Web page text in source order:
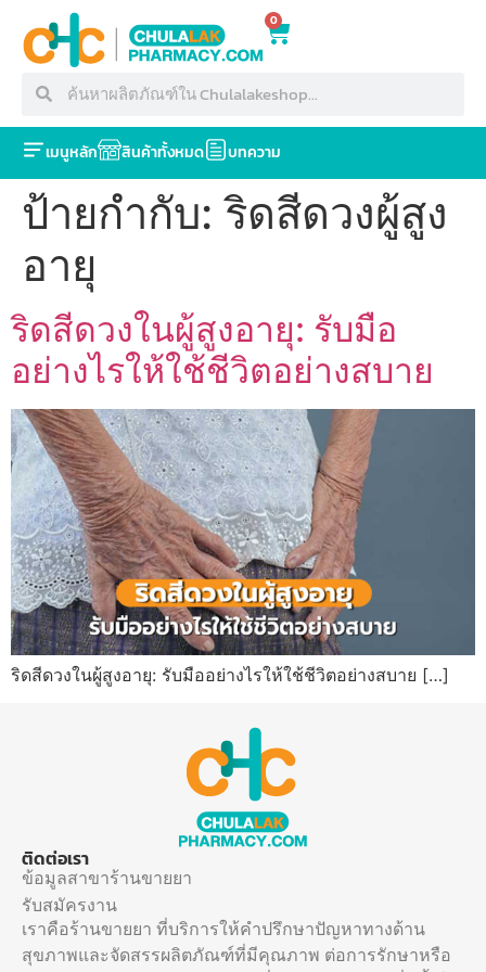
0
เมนูหลัก สินค้าทั้งหมด บทความ
ป้ายกำกับ:ริดสีดวงผู้สูง
อายุ
ริดสีดวงในผู้สูงอายุ: รับมือ
อย่างไรให้ใช้ชีวิตอย่างสบาย
ริดสีดวงในผู้สูงอายุ: รับมืออย่างไรให้ใช้ชีวิตอย่างสบาย […]
ติดต่อเรา
ข้อมูลสาขาร้านขายยา
รับสมัครงาน
เราคือร้านขายยา ที่บริการให้คำปรึกษาปัญหาทางด้าน
สุขภาพและจัดสรรผลิตภัณฑ์ที่มีคุณภาพ ต่อการรักษาหรือ